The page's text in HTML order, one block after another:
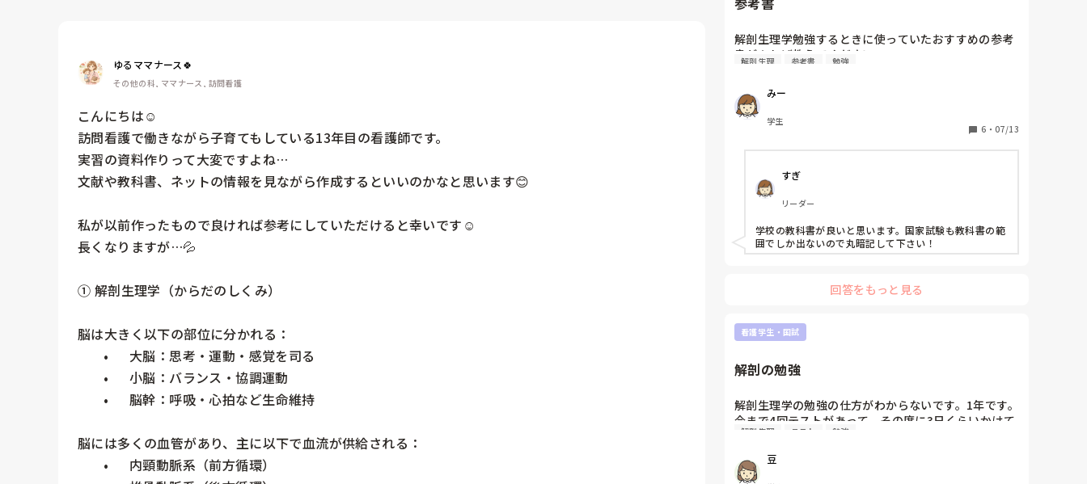
ゆるママナース🍀
その他の科, ママナース, 訪問看護
こんにちは☺️
訪問看護で働きながら子育てもしている13年目の看護師です。
実習の資料作りって大変ですよね…
文献や教科書、ネットの情報を見ながら作成するといいのかなと思います😊
私が以前作ったもので良ければ参考にしていただけると幸いです☺️
長くなりますが…💦
① 解剖生理学（からだのしくみ）
脳は大きく以下の部位に分かれる：
脳には多くの血管があり、主に以下で血流が供給される：
解剖生理学勉強するときに使っていたおすすめの参考
書があれば教えてください🙇‍♀️
解剖生理 参考書 勉強
みー
学生
6 ・ 07/13
すぎ
リーダー
学校の教科書が良いと思います。国家試験も教科書の範
囲でしか出ないので丸暗記して下さい！
回答をもっと見る
看護学生・国試
解剖の勉強
解剖生理学の勉強の仕方がわからないです。1年です。
今まで4回テストがあって、その度に3日くらいかけて
勉強してるんですけど、テストが終わるとすぐ忘れて
です。
解剖生理 テスト 勉強
豆